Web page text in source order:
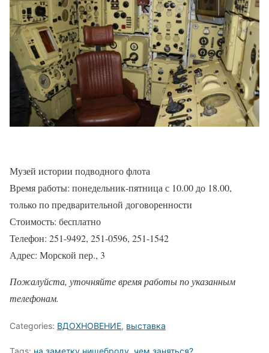
Музей истории подводного флота
Время работы: понедельник-пятница с 10.00 до 18.00,
только по предварительной договоренности
Стоимость: бесплатно
Телефон: 251-9492, 251-0596, 251-1542
Адрес: Морской пер., 3
Пожалуйста, уточняйте время работы по указанным
телефонам.
Categories: ВДОХНОВЕНИЕ, выставка